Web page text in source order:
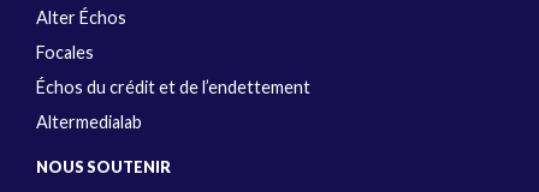
Alter Échos
Focales
Échos du crédit et de l’endettement
Altermedialab
NOUS SOUTENIR